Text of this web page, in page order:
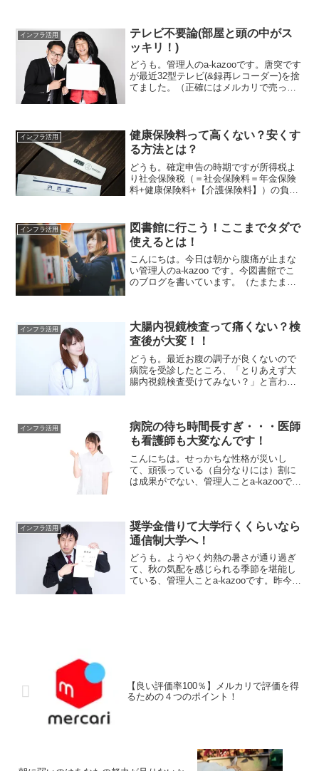
インフラ活用
テレビ不要論(部屋と頭の中がス
ッキリ！)
どうも。管理人のa-kazooです。唐突です
が最近32型テレビ(&録再レコーダー)を捨
てました。（正確にはメルカリで売っ払
替手段も...
インフラ活用
健康保険料って高くない？安くす
る方法とは？
どうも。確定申告の時期ですが所得税よ
り社会保険税（＝社会保険料＝年金保険
料+健康保険料+【介護保険料】）の負担
険料高すぎです！サラリーマンの方々、
毎月給与明細を...
インフラ活用
図書館に行こう！ここまでタダで
使えるとは！
こんにちは。今日は朝から腹痛が止まな
い管理人のa-kazoo です。今図書館でこ
のブログを書いています。（たまたま休
ゃべりしている奴...
インフラ活用
大腸内視鏡検査って痛くない？検
査後が大変！！
どうも。最近お腹の調子が良くないので
病院を受診したところ、「とりあえず大
腸内視鏡検査受けてみない？」と言わ
は少なくないのでは...
インフラ活用
病院の待ち時間長すぎ・・・医師
も看護師も大変なんです！
こんにちは。せっかちな性格が災いし
て、頑張っている（自分なりには）割に
は成果がでない、管理人ことa-kazooで
院手続きのためです。...
インフラ活用
奨学金借りて大学行くくらいなら
通信制大学へ！
どうも。ようやく灼熱の暑さが通り過ぎ
て、秋の気配を感じられる季節を堪能し
ている、管理人ことa-kazooです。昨今奨
【良い評価率100％】メルカリで評価を得
るための４つのポイント！